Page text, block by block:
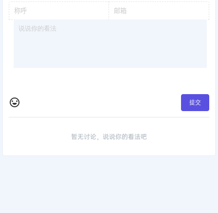
提交
暂无讨论，说说你的看法吧